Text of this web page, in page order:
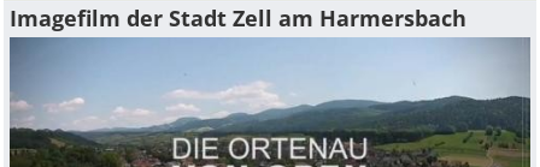
Imagefilm der Stadt Zell am Harmersbach